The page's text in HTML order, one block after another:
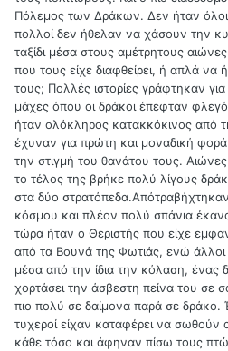
Πόλεμος των Δράκων. Δεν ήταν όλοι
πολλοί δεν ήθελαν να χάσουν την
ταξίδι μέσα στους αμέτρητους
που τους είχε διαφθείρει, ή απλά να
τους; Πολλές ιστορίες γράφτηκαν
μάχες όπου οι δράκοι έπεφταν
ήταν ολόκληρος κατακκόκινος από
έχυναν για πρώτη και μοναδική
την στιγμή του θανάτου τους.
το τέλος της βρήκε πολύ λίγους
στα δύο στρατόπεδα.Απότραβήχτηκαν
κόσμου και πλέον πολύ σπάνια
τώρα ήταν ο Θεριστής που είχε
από τα Βουνά της Φωτιάς, ενώ άλλοι
μέσα από την ίδια την κόλαση, ένας
χορτάσει την άσβεστη πείνα του σε
πιο πολύ σε δαίμονα παρά σε δράκο.
τυχεροί είχαν καταφέρει να σωθούν
κάθε τόσο και άφηναν πίσω τους